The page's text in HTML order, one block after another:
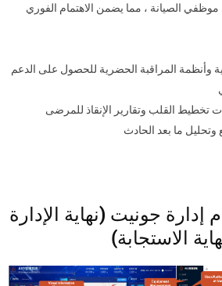
الصيانة ، مما يضمن الاهتمام الفوري
وأنظمة المراقبة الحضرية للحصول على الدعم
تخطيط القلب وتقارير الإنقاذ للمرضى
وتحليل ما بعد الحادث
جونيت (نهاية الإدارة
الاستجابة)